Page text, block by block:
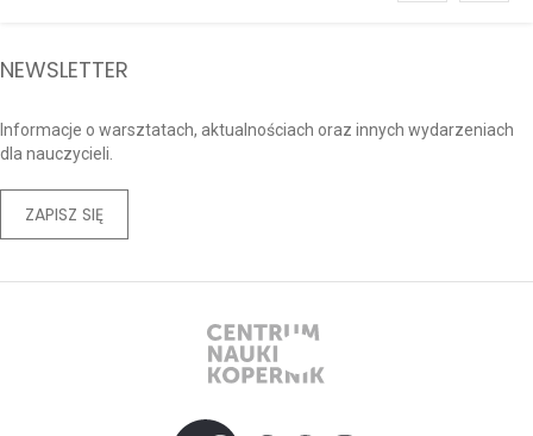
NEWSLETTER
Informacje o warsztatach, aktualnościach oraz innych wydarzeniach
dla nauczycieli.
ZAPISZ SIĘ